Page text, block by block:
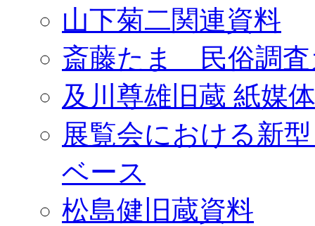
山下菊二関連資料
斎藤たま 民俗調査
及川尊雄旧蔵 紙媒
展覧会における新
ベース
松島健旧蔵資料